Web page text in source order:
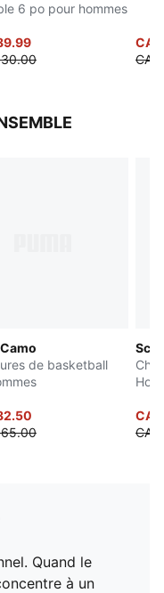
6 po pour hommes
de basketball
Quand le
à un